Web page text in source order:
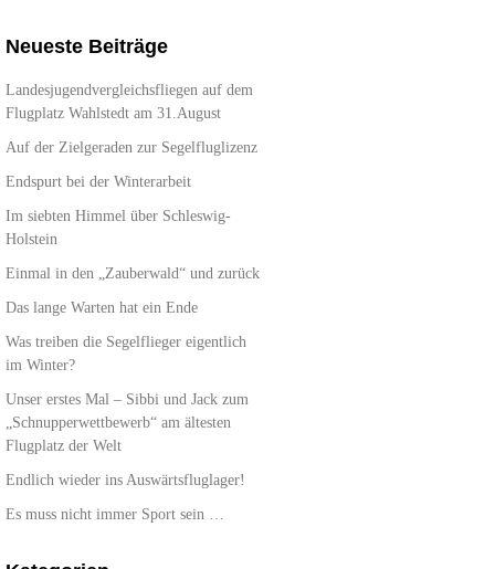
Neueste Beiträge
Landesjugendvergleichsfliegen auf dem
Flugplatz Wahlstedt am 31.August
Auf der Zielgeraden zur Segelfluglizenz
Endspurt bei der Winterarbeit
Im siebten Himmel über Schleswig-
Holstein
Einmal in den „Zauberwald“ und zurück
Das lange Warten hat ein Ende
Was treiben die Segelflieger eigentlich
im Winter?
Unser erstes Mal – Sibbi und Jack zum
„Schnupperwettbewerb“ am ältesten
Flugplatz der Welt
Endlich wieder ins Auswärtsfluglager!
Es muss nicht immer Sport sein …